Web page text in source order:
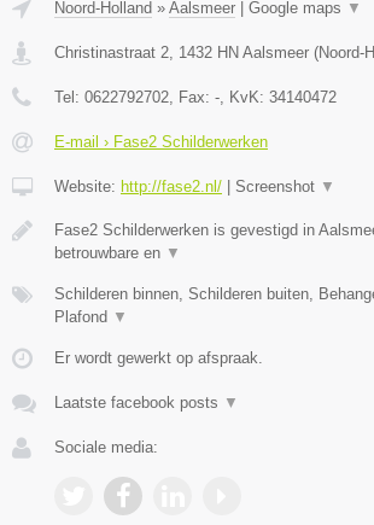
Noord-Holland » Aalsmeer Google maps ▼
Christinastraat 2 1432 HN Aalsmeer (Noord-
Tel: 0622792702 , Fax: - , KvK: 34140472
E-mail › Fase2 Schilderwerken
Website: http://fase2.nl/ Screenshot ▼
Fase2 Schilderwerken is gevestigd in
betrouwbare en ▼
Schilderen binnen, Schilderen buiten,
Plafond ▼
Er wordt gewerkt op afspraak.
Laatste facebook posts ▼
Sociale media: